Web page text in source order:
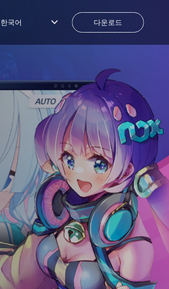
한국어 다운로드